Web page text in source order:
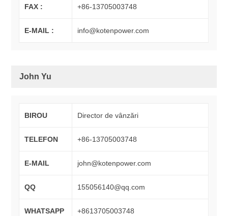
FAX : +86-13705003748
E-MAIL : info@kotenpower.com
John Yu
BIROU Director de vânzări
TELEFON +86-13705003748
E-MAIL john@kotenpower.com
QQ 155056140@qq.com
WHATSAPP +8613705003748